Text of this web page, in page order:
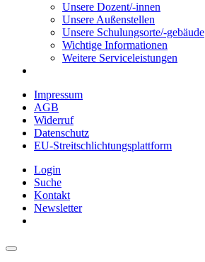
Unsere Dozent/-innen
Unsere Außenstellen
Unsere Schulungsorte/-gebäude
Wichtige Informationen
Weitere Serviceleistungen
Impressum
AGB
Widerruf
Datenschutz
EU-Streitschlichtungsplattform
Login
Suche
Kontakt
Newsletter